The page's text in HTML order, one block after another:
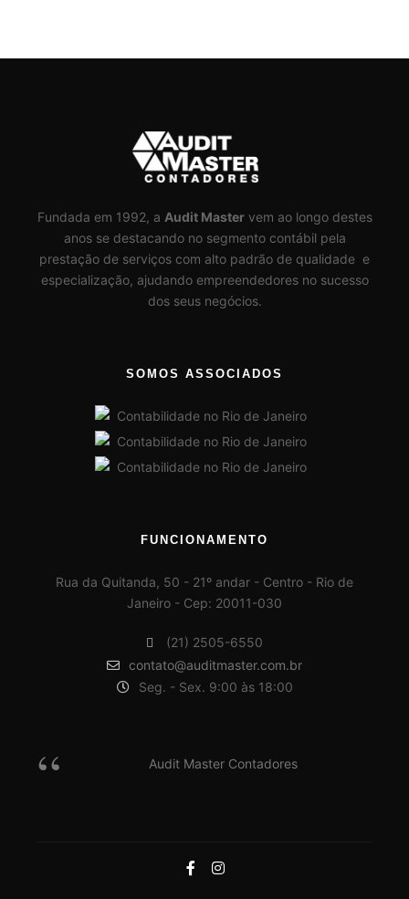
Fundada em 1992, a Audit Mastervem ao longo destes
anos se destacando no segmento contábil pela
prestação de serviços com alto padrão de qualidade e
especialização, ajudando empreendedores no sucesso
dos seus negócios.
SOMOS ASSOCIADOS
FUNCIONAMENTO
Rua da Quitanda, 50 - 21º andar - Centro - Rio de
Janeiro - Cep: 20011-030
(21) 2505-6550
contato@auditmaster.com.br
Seg. - Sex. 9:00 às 18:00
Audit Master Contadores